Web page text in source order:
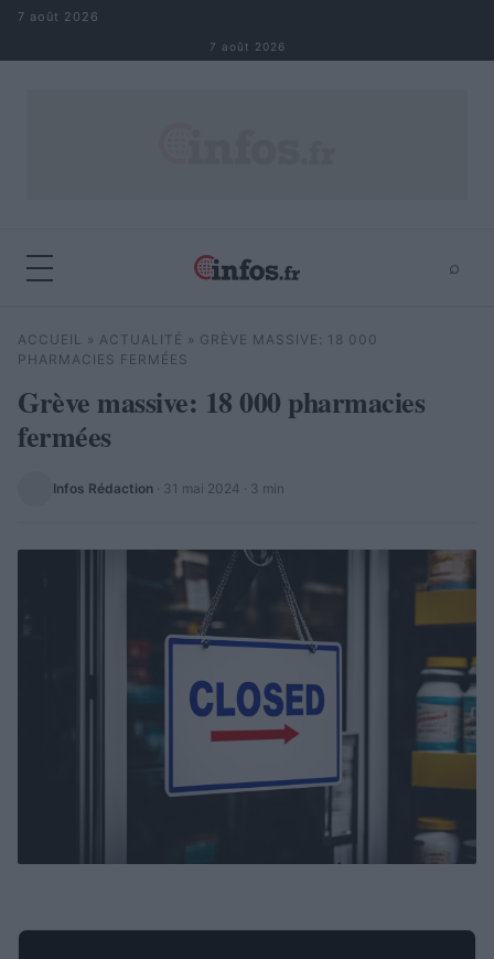
Aller au contenu
7 août 2026
7 août 2026
⌕
Rechercher
ACCUEIL » ACTUALITÉ » GRÈVE MASSIVE: 18 000
PHARMACIES FERMÉES
Grève massive: 18 000 pharmacies
fermées
Infos Rédaction · 31 mai 2024 · 3 min